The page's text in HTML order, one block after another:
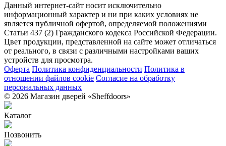
Данный интернет-сайт носит исключительно
информационный характер и ни при каких условиях не
является публичной офертой, определяемой положениями
Статьи 437 (2) Гражданского кодекса Российской Федерации.
Цвет продукции, представленной на сайте может отличаться
от реального, в связи с различными настройками ваших
устройств для просмотра.
Оферта Политика конфиденциальности Политика в
отношении файлов cookie Согласие на обработку
персональных данных
© 2026 Магазин дверей «Sheffdoors»
Каталог
Позвонить